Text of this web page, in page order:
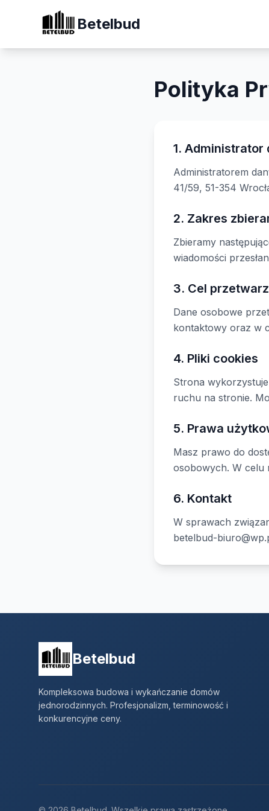
Betelbud
Polityka
1. Administrator
Administratorem
41/59, 51-354
2. Zakres
Zbieramy
wiadomości
3. Cel
Dane osobowe
kontaktowy oraz w
4. Pliki cookies
Strona
ruchu na stronie.
5. Prawa
Masz prawo do
osobowych. W celu
6. Kontakt
W sprawach
betelbud-
Betelbud
Kompleksowa budowa i wykańczanie domów
jednorodzinnych. Profesjonalizm, terminowość i
konkurencyjne ceny.